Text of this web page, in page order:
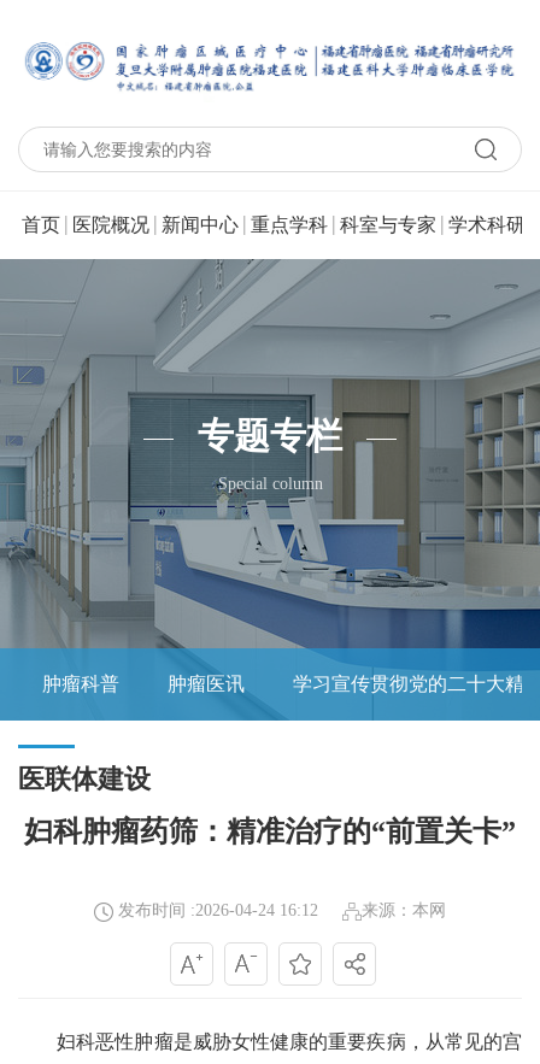
首页 | 医院概况 | 新闻中心 | 重点学科 | 科室与专家 | 学术科研
专题专栏
Special column
肿瘤科普 肿瘤医讯 学习宣传贯彻党的二十大精
医联体建设
妇科肿瘤药筛：精准治疗的“前置关卡”
发布时间 :2026-04-24 16:12 来源：本网
妇科恶性肿瘤是威胁女性健康的重要疾病，从常见的宫